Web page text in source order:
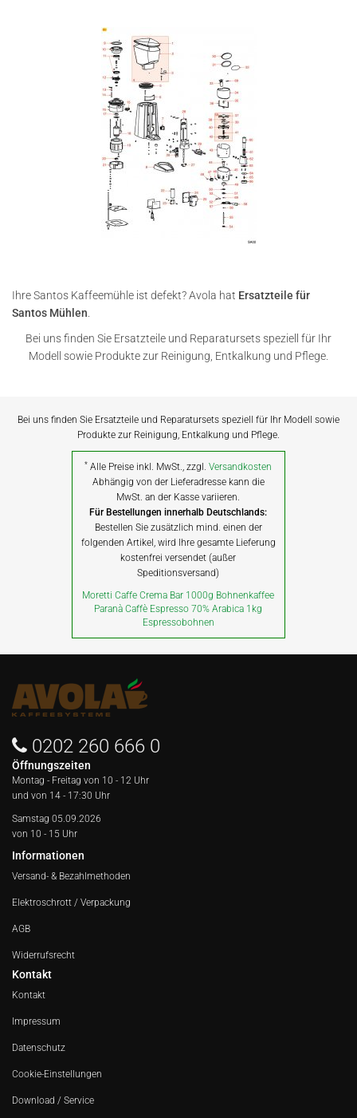
Ihre Santos Kaffeemühle ist defekt? Avola hat Ersatzteile für
Santos Mühlen
Bei uns finden Sie Ersatzteile und Reparatursets speziell für Ihr
Modell sowie Produkte zur Reinigung, Entkalkung und Pflege.
Bei uns finden Sie Ersatzteile und Reparatursets speziell für Ihr Modell sowie
Produkte zur Reinigung, Entkalkung und Pflege.
* Alle Preise inkl. MwSt., zzgl.Versandkosten
Abhängig von der Lieferadresse kann die
MwSt. an der Kasse variieren.
Für Bestellungen innerhalb Deutschlands:
Bestellen Sie zusätzlich mind. einen der
folgenden Artikel, wird Ihre gesamte Lieferung
kostenfrei versendet (außer
Speditionsversand)
Moretti Caffe Crema Bar 1000g Bohnenkaffee
Paranà Caffè Espresso 70% Arabica 1kg
Espressobohnen
0202 260 666 0
Öffnungszeiten
Montag - Freitag von 10 - 12 Uhr
und von 14 - 17:30 Uhr
Samstag 05.09.2026
von 10 - 15 Uhr
Informationen
Versand- & Bezahlmethoden
Elektroschrott / Verpackung
AGB
Widerrufsrecht
Kontakt
Kontakt
Impressum
Datenschutz
Cookie-Einstellungen
Download / Service